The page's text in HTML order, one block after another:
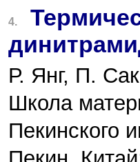
4.
Р. Янг, П.
Школа
Пекинского